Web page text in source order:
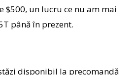
$500, un lucru ce nu am mai
până în prezent.
disponibil la precomandă